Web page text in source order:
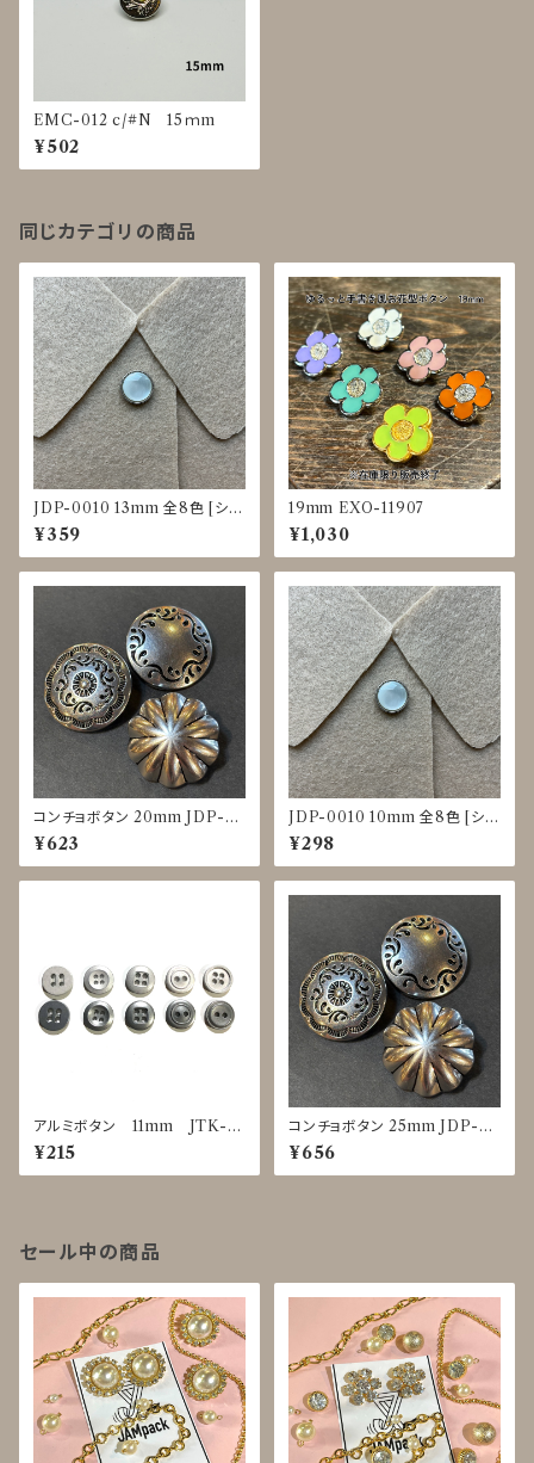
EMC-012 c/#N 15ｍm
¥502
同じカテゴリの商品
JDP-0010 13mm 全8色 [シェ
ル調][裏足ボタン][ブラウス]
¥359
19mm EXO-11907
¥1,030
コンチョボタン 20mm JDP-0
016
¥623
JDP-0010 10mm 全8色 [シェ
ル調][裏足ボタン][ブラウス]
¥298
アルミボタン 11mm JTK-0
025～0029
¥215
コンチョボタン 25mm JDP-00
16
¥656
セール中の商品